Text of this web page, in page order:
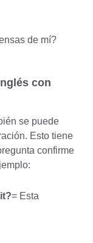
de mí?
con
se puede
Esto tiene
confirme
= Esta